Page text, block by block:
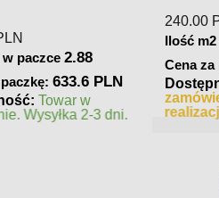
250.00
Ilość m2 w paczce
Cena za paczkę:320 PLN
Dostępność:
zamówienie. Zapytaj o czas